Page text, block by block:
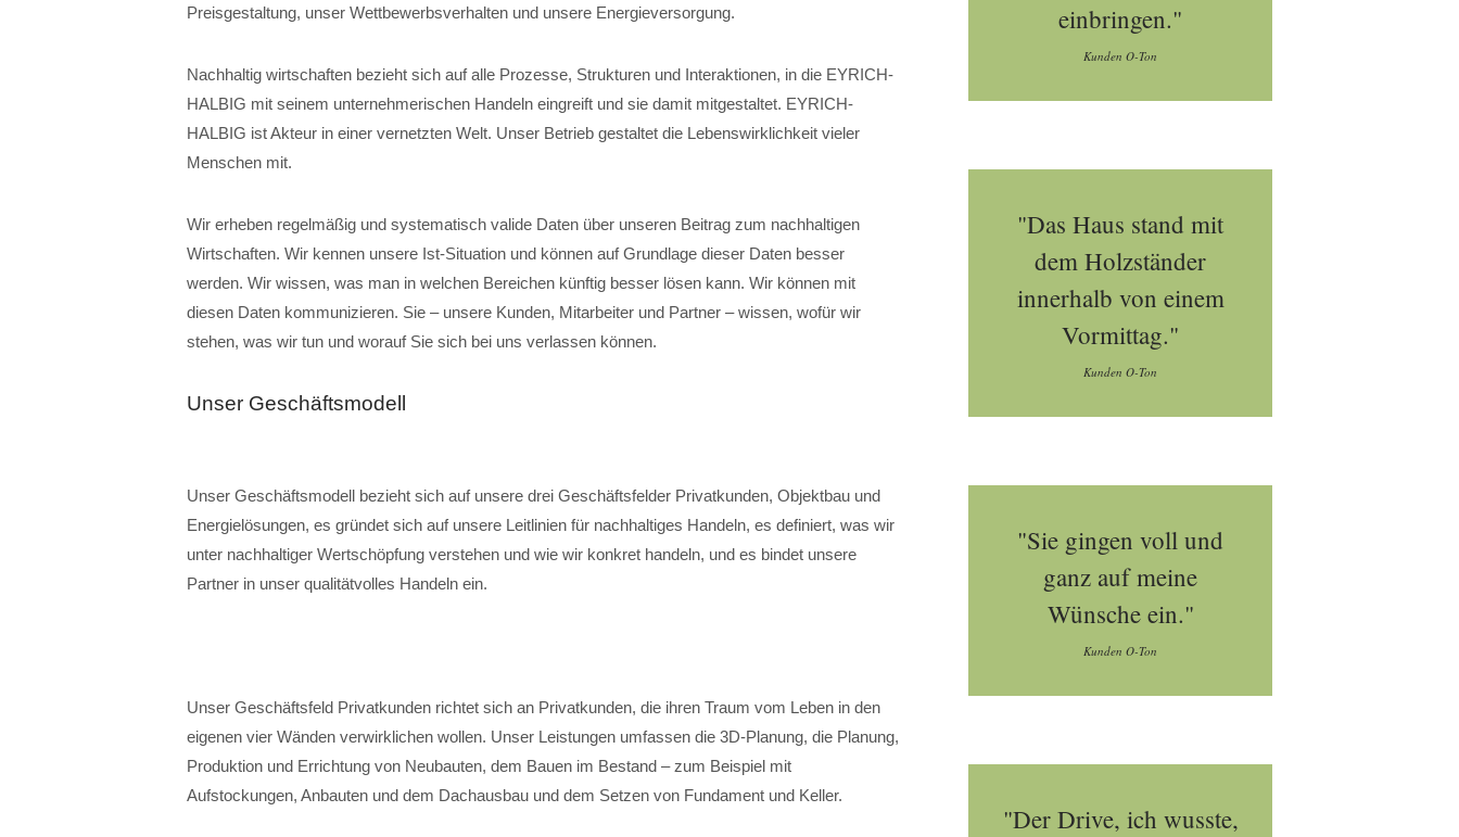
Preisgestaltung, unser Wettbewerbsverhalten und unsere Energieversorgung.
Nachhaltig wirtschaften bezieht sich auf alle Prozesse, Strukturen und Interaktionen, in die EYRICH-
HALBIG mit seinem unternehmerischen Handeln eingreift und sie damit mitgestaltet. EYRICH-
HALBIG ist Akteur in einer vernetzten Welt. Unser Betrieb gestaltet die Lebenswirklichkeit vieler
Menschen mit.
Wir erheben regelmäßig und systematisch valide Daten über unseren Beitrag zum nachhaltigen
Wirtschaften. Wir kennen unsere Ist-Situation und können auf Grundlage dieser Daten besser
werden. Wir wissen, was man in welchen Bereichen künftig besser lösen kann. Wir können mit
diesen Daten kommunizieren. Sie – unsere Kunden, Mitarbeiter und Partner – wissen, wofür wir
stehen, was wir tun und worauf Sie sich bei uns verlassen können.
Unser Geschäftsmodell
Unser Geschäftsmodell bezieht sich auf unsere drei Geschäftsfelder Privatkunden, Objektbau und
Energielösungen, es gründet sich auf unsere Leitlinien für nachhaltiges Handeln, es definiert, was wir
unter nachhaltiger Wertschöpfung verstehen und wie wir konkret handeln, und es bindet unsere
Partner in unser qualitätvolles Handeln ein.
Unser Geschäftsfeld Privatkunden richtet sich an Privatkunden, die ihren Traum vom Leben in den
eigenen vier Wänden verwirklichen wollen. Unser Leistungen umfassen die 3D-Planung, die Planung,
Produktion und Errichtung von Neubauten, dem Bauen im Bestand – zum Beispiel mit
Aufstockungen, Anbauten und dem Dachausbau und dem Setzen von Fundament und Keller.
einbringen."
Kunden O-Ton
"Das Haus stand mit
dem Holzständer
innerhalb von einem
Vormittag."
Kunden O-Ton
"Sie gingen voll und
ganz auf meine
Wünsche ein."
Kunden O-Ton
"Der Drive, ich wusste,